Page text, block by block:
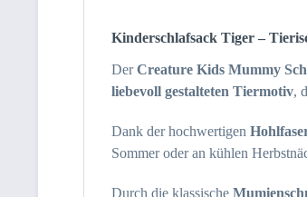
Kinderschlafsack Tiger –
DerCreature Kids Mummy
liebevoll gestalteten Tiermotiv,
Dank der hochwertigen
Sommer oder an kühlen
Durch die klassische